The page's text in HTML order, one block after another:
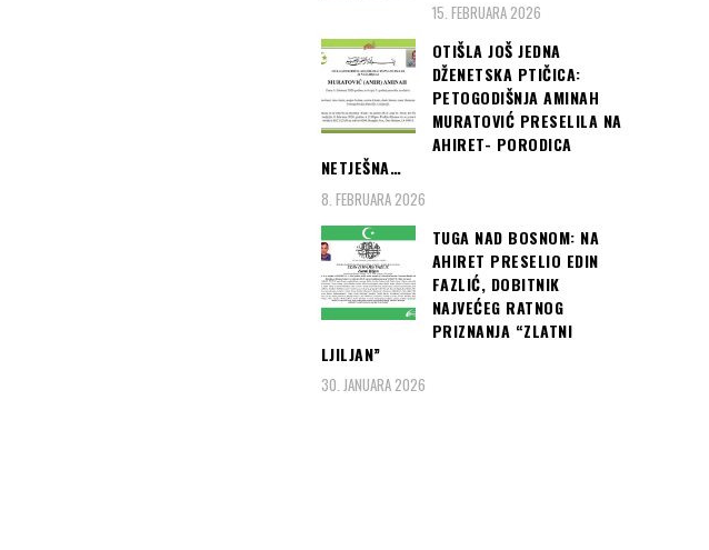
15. FEBRUARA 2026
OTIŠLA JOŠ JEDNA
DŽENETSKA PTIČICA:
PETOGODIŠNJA AMINAH
MURATOVIĆ PRESELILA NA
AHIRET- PORODICA
NETJEŠNA…
8. FEBRUARA 2026
TUGA NAD BOSNOM: NA
AHIRET PRESELIO EDIN
FAZLIĆ, DOBITNIK
NAJVEĆEG RATNOG
PRIZNANJA “ZLATNI
LJILJAN”
30. JANUARA 2026